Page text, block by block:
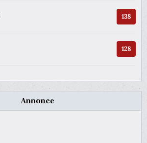
138
128
Annonce